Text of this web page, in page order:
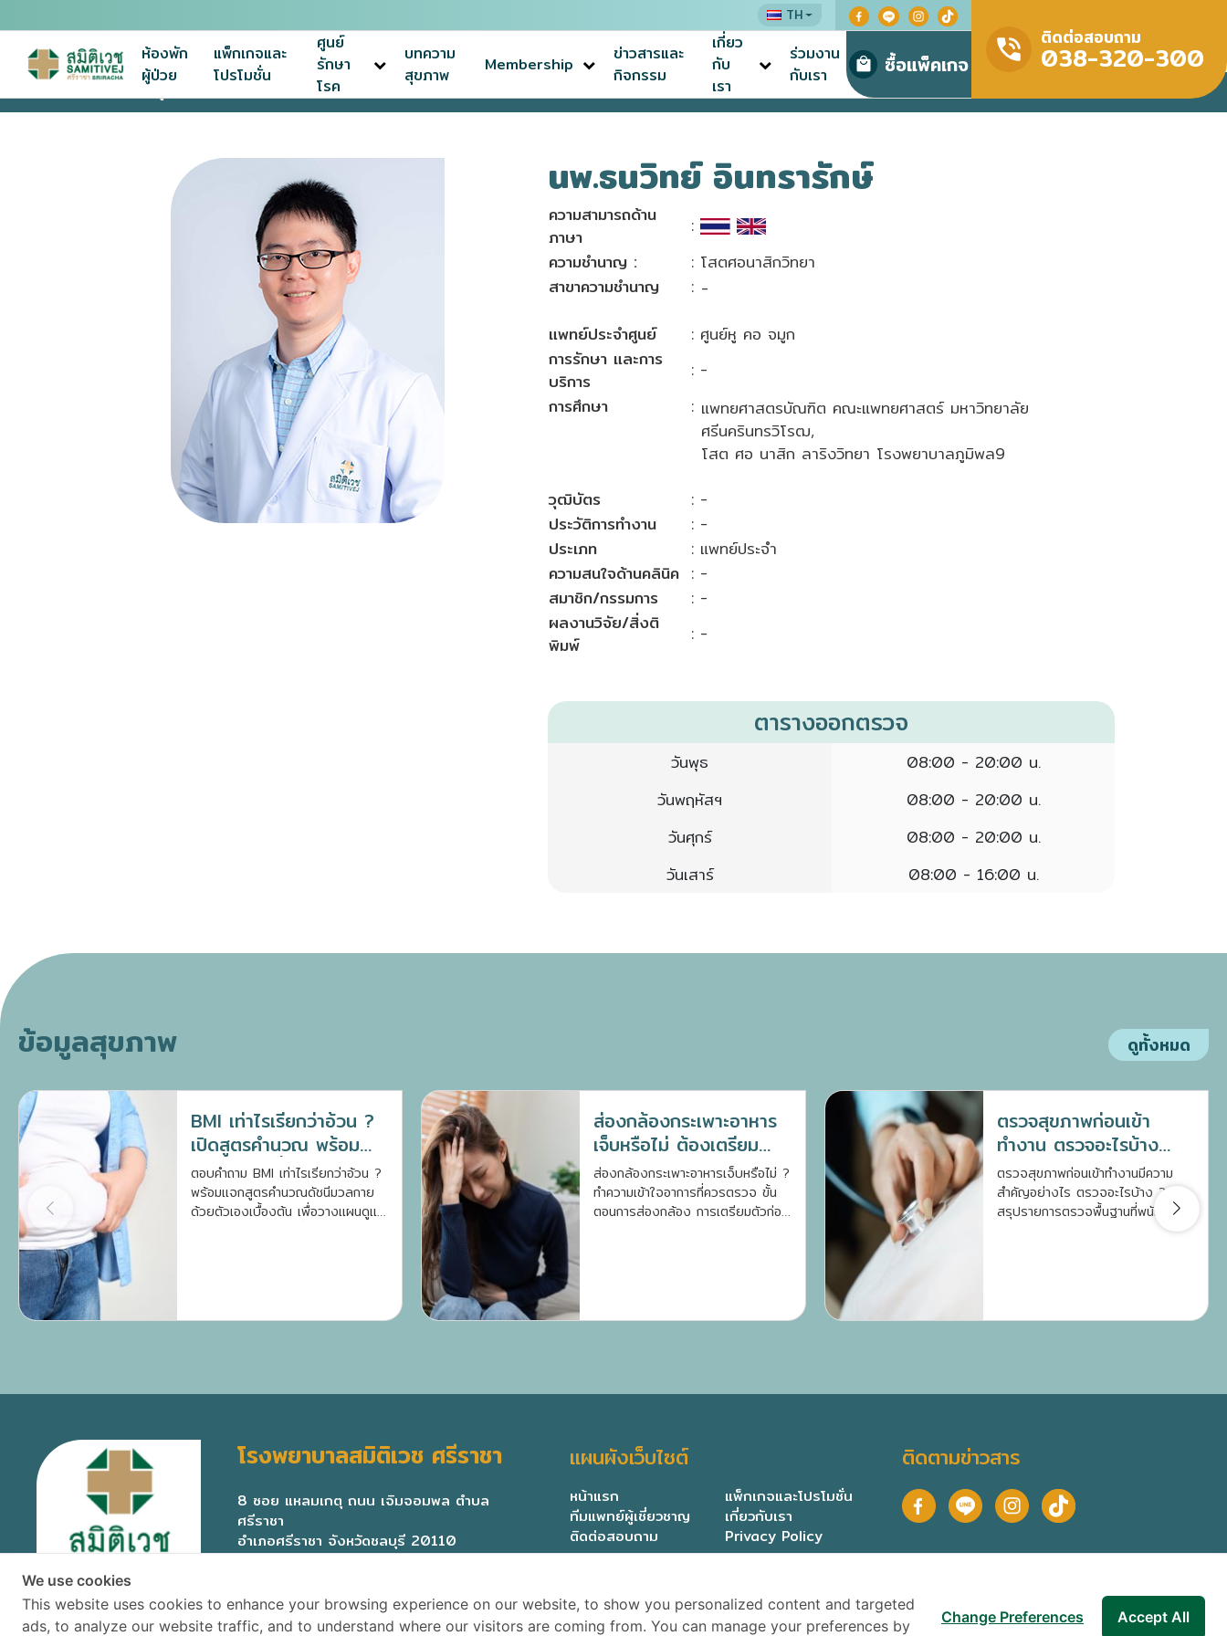
TH
ห้องพัก
ผู้ป่วย
แพ็กเกจและ
โปรโมชั่น
ศูนย์
รักษา
โรค
บทความ
สุขภาพ
Membership
ข่าวสารและ
กิจกรรม
เกี่ยว
กับ
เรา
ร่วมงาน
กับเรา
ซื้อแพ็คเกจ
ติดต่อสอบถาม
038-320-300
หน้าแรก ทีมแพทย์ผู้เชี่ยวชาญ นพ.ธนวิทย์ อินทรารักษ์
นพ.ธนวิทย์ อินทรารักษ์
ความสามารถด้าน
ภาษา
:
ความชำนาญ :
: โสตศอนาสิกวิทยา
สาขาความชำนาญ
: -
แพทย์ประจำศูนย์
: ศูนย์หู คอ จมูก
การรักษา และการ
บริการ
: -
การศึกษา
: แพทยศาสตรบัณฑิต คณะแพทยศาสตร์ มหาวิทยาลัย
ศรีนครินทรวิโรฒ,
โสต ศอ นาสิก ลาริงวิทยา โรงพยาบาลภูมิพล9
วุฒิบัตร
: -
ประวัติการทำงาน
: -
ประเภท
: แพทย์ประจำ
ความสนใจด้านคลินิค : -
สมาชิก/กรรมการ
: -
ผลงานวิจัย/สิ่งติ
พิมพ์
: -
ตารางออกตรวจ
วันพุธ
08:00 - 20:00 น.
วันพฤหัสฯ
08:00 - 20:00 น.
วันศุกร์
08:00 - 20:00 น.
วันเสาร์
08:00 - 16:00 น.
ข้อมูลสุขภาพ ดูทั้งหมด
BMI เท่าไรเรียกว่าอ้วน ?
เปิดสูตรคำนวณ พร้อม
แนวทางลดน้ำหนัก
ตอบคำถาม BMI เท่าไรเรียกว่าอ้วน ?
พร้อมแจกสูตรคำนวณดัชนีมวลกาย
ด้วยตัวเองเบื้องต้น เพื่อวางแผนดูแล
ส่องกล้องกระเพาะอาหาร
เจ็บหรือไม่ ต้องเตรียม
ตัวอย่างไร ?
ส่องกล้องกระเพาะอาหารเจ็บหรือไม่ ?
ทำความเข้าใจอาการที่ควรตรวจ ขั้น
ตอนการส่องกล้อง การเตรียมตัวก่อน
ตรวจสุขภาพก่อนเข้า
ทำงาน ตรวจอะไรบ้าง
เตรียมตัวอย่างไรดี ?
ตรวจสุขภาพก่อนเข้าทำงานมีความ
สำคัญอย่างไร ตรวจอะไรบ้าง ?
สรุปรายการตรวจพื้นฐานที่พนักงาน
ใหม่ควรรู้ พร้อมวิธีเตรียมตัวก่อนเข้า
โรงพยาบาลสมิติเวช ศรีราชา
8 ซอย แหลมเกตุ ถนน เจิมจอมพล ตำบล
ศรีราชา
อำเภอศรีราชา จังหวัดชลบุรี 20110
แผนผังเว็บไซต์
หน้าแรก
แพ็กเกจและโปรโมชั่น
ทีมแพทย์ผู้เชี่ยวชาญ
เกี่ยวกับเรา
ติดต่อสอบถาม
Privacy Policy
ติดตามข่าวสาร
We use cookies
This website uses cookies to enhance your browsing experience on our website, to show you personalized content and targeted
ads, to analyze our website traffic, and to understand where our visitors are coming from. You can manage your preferences by
Accept All
Change Preferences